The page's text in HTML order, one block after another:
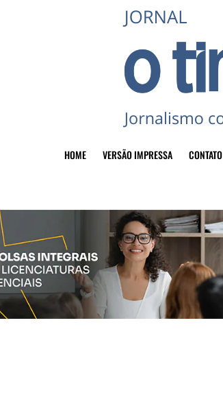
HOME VERSÃO IMPRESSA CONTATO